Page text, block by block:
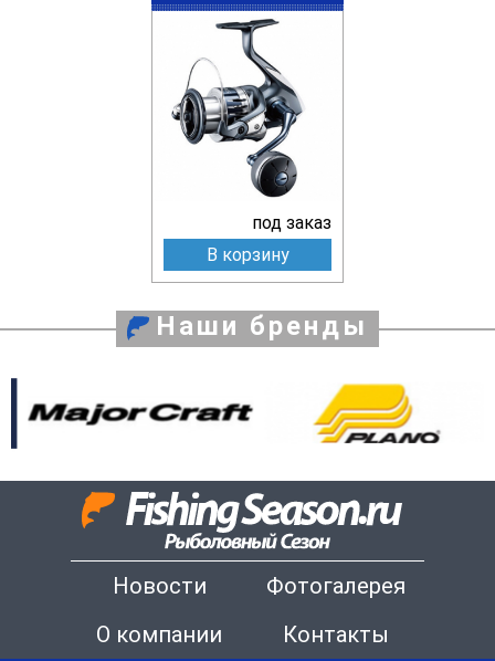
под заказ
В корзину
Наши бренды
Новости
Фотогалерея
О компании
Контакты